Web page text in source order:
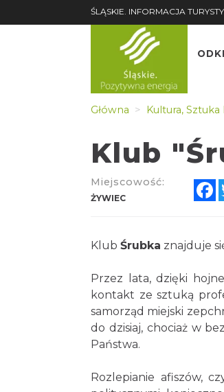
ŚLĄSKIE. INFORMACJA
Główna Kultura,
Klub
Miejscowość:
ŻYWIEC
Klub Śrubka znajduje
Przez lata, dzięki
kontakt ze sztuką
samorząd miejski
do dzisiaj, chociaż w
Państwa.
Rozlepianie afiszów,